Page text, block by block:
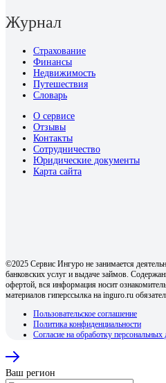
Журнал
Страхование
Финансы
Недвижимость
Путешествия
Словарь
О сервисе
Отзывы
Контакты
Сотрудничество
Юридические документы
Карта сайта
©2025 Сервис Ингуро не занимается
банковских услуг и выдаче займов.
офертой, вся информация носит
материалов гиперссылка на inguro.ru
Пользовательское соглашение
Политика конфиденциальности
Согласие на обработку персональных
Ваш регион